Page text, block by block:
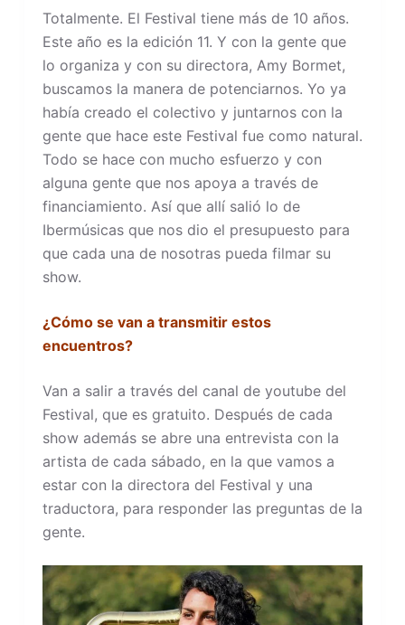
Totalmente. El Festival tiene más de 10 años.
Este año es la edición 11. Y con la gente que
lo organiza y con su directora, Amy Bormet,
buscamos la manera de potenciarnos. Yo ya
había creado el colectivo y juntarnos con la
gente que hace este Festival fue como natural.
Todo se hace con mucho esfuerzo y con
alguna gente que nos apoya a través de
financiamiento. Así que allí salió lo de
Ibermúsicas que nos dio el presupuesto para
que cada una de nosotras pueda filmar su
show.
¿Cómo se van a transmitir estos
encuentros?
Van a salir a través del canal de youtube del
Festival, que es gratuito. Después de cada
show además se abre una entrevista con la
artista de cada sábado, en la que vamos a
estar con la directora del Festival y una
traductora, para responder las preguntas de la
gente.